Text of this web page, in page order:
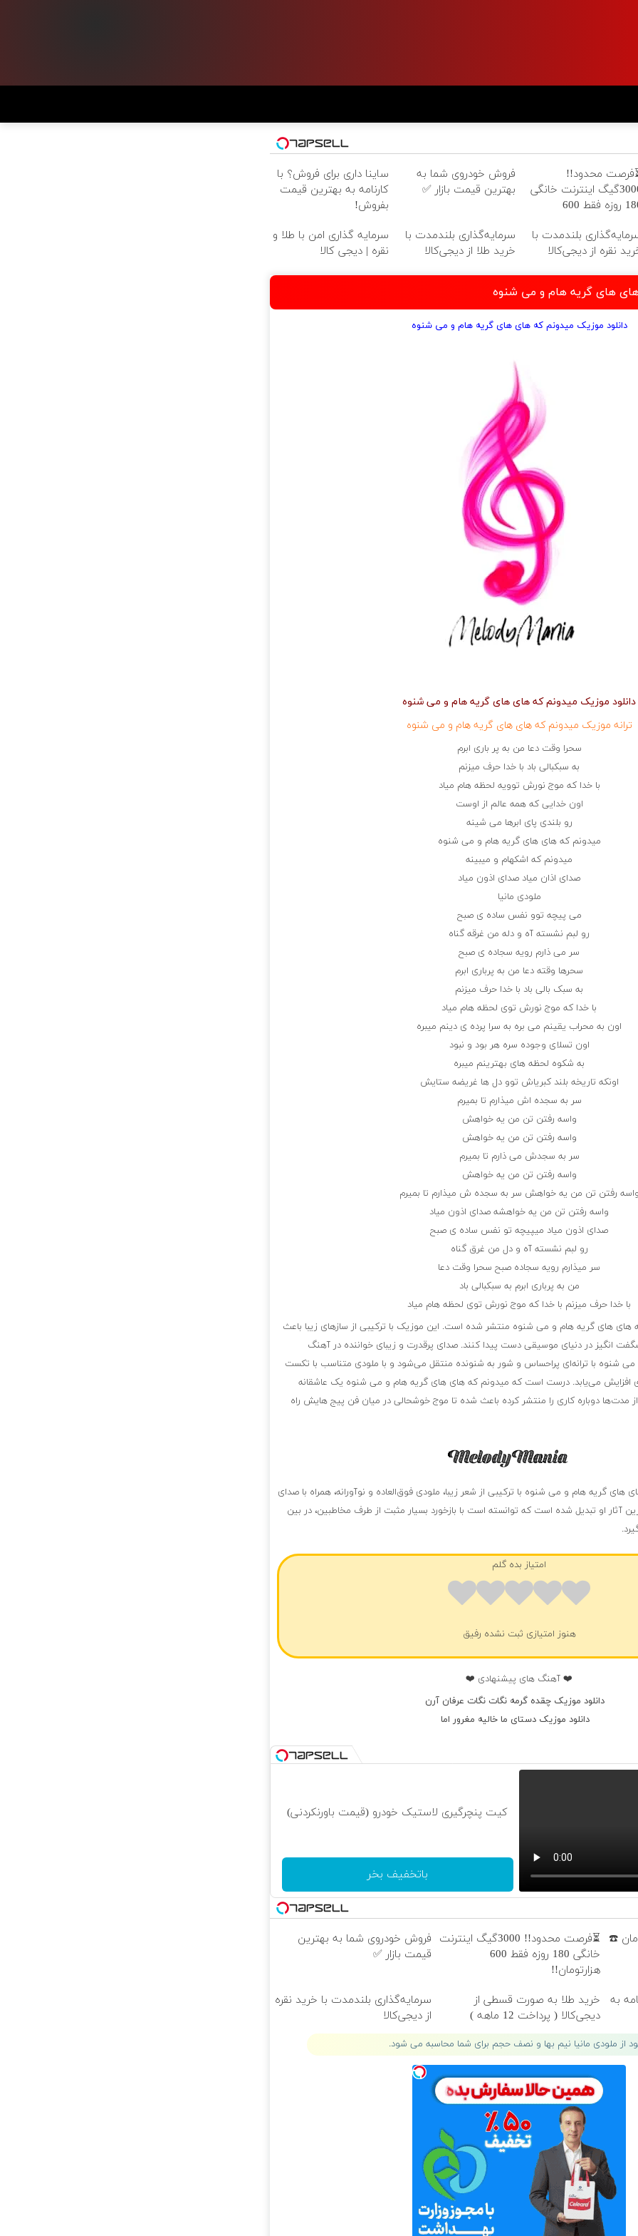
محدود!!
3000گیگ اینترنت خانگی
180 روزه فقط 600
فروش خودروی شما به
بهترین قیمت بازار ✅
ساینا داری برای فروش؟ با
کارنامه به بهترین قیمت
بفروش!
بلندمدت با
نقره از دیجی‌کالا
سرمایه‌گذاری بلندمدت با
خرید طلا از دیجی‌کالا
سرمایه گذاری امن با طلا و
نقره | دیجی کالا
های های گریه هام و می شنوه
دانلود موزیک میدونم که های های گریه هام و می شنوه
دانلود موزیک میدونم که های های گریه هام و می شنوه
ترانه موزیک میدونم که های های گریه هام و می شنوه
سحرا وقت دعا من به پر باری ابرم
به سبکبالی باد با خدا حرف میزنم
با خدا که موج نورش توویه لحظه هام میاد
اون خدایی که همه عالم از اوست
رو بلندی پای ابرها می شینه
میدونم که های های گریه هام و می شنوه
میدونم که اشکهام و میبینه
صدای اذان میاد صدای اذون میاد
ملودی مانیا
می پیچه توو نفس ساده ی صبح
رو لبم نشسته آه و دله من غرقه گناه
سر می ذارم رویه سجاده ی صبح
سحرها وقته دعا من به پرباری ابرم
به سبک بالی باد با خدا حرف میزنم
با خدا که موج نورش توی لحظه هام میاد
اون به محراب یقینم می بره به سرا پرده ی دینم میبره
اون تسلای وجوده سره هر بود و نبود
به شکوه لحظه های بهترینم میبره
اونکه تاریخه بلند کبریاش توو دل ها غریضه ستایش
سر به سجده اش میذارم تا بمیرم
واسه رفتن تن من یه خواهش
واسه رفتن تن من یه خواهش
سر به سجدش می ذارم تا بمیرم
واسه رفتن تن من یه خواهش
رفتن تن من یه خواهش سر به سجده ش میذارم تا بمیرم
واسه رفتن تن من یه خواهشه صدای اذون میاد
صدای اذون میاد میپیچه تو نفس ساده ی صبح
رو لبم نشسته آه و دل من غرق گناه
سر میذارم رویه سجاده صبح سحرا وقت دعا
من به پرباری ابرم به سبکبالی باد
با خدا حرف میزنم با خدا که موج نورش توی لحظه هام میاد
های های گریه هام و می شنوه منتشر شده است. این موزیک با ترکیبی از سازهای زیبا باعث
انگیز در دنیای موسیقی دست پیدا کنند. صدای پرقدرت و زیبای خواننده در آهنگ
شنوه با ترانه‌ای پراحساس و شور به شنونده منتقل می‌شود و با ملودی متناسب با تکست
افزایش می‌یابد. درست است که میدونم که های های گریه هام و می شنوه یک عاشقانه
دوباره کاری را منتشر کرده باعث شده تا موج خوشحالی در میان فن پیج هایش راه
گریه هام و می شنوه با ترکیبی از شعر زیبا، ملودی فوق‌العاده و نوآورانه، همراه با صدای
آثار او تبدیل شده است که توانسته است با بازخورد بسیار مثبت از طرف مخاطبین، در بین
امتیاز بده گلم
هنوز امتیازی ثبت نشده رفیق
❤️ آهنگ های پیشنهادی ❤️
دانلود موزیک چقده گرمه نگات نگات عرفان آرن
دانلود موزیک دستای ما خالیه مغرور اما
کیت پنچرگیری لاستیک خودرو (قیمت باورنکردنی)
باتخفیف بخر
☎️
⏳فرصت محدود!! 3000گیگ اینترنت
خانگی 180 روزه فقط 600
هزارتومان!!
فروش خودروی شما به بهترین
قیمت بازار ✅
به
خرید طلا به صورت قسطی از
دیجی‌کالا ( پرداخت 12 ماهه )
سرمایه‌گذاری بلندمدت با خرید نقره
از دیجی‌کالا
از ملودی مانیا نیم بها و نصف حجم برای شما محاسبه می شود.